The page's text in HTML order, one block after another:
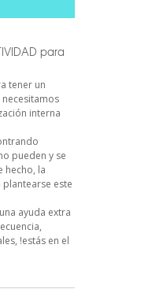
para
tener un
interna
pueden y se
hecho, la
este
ayuda extra
!estás en el